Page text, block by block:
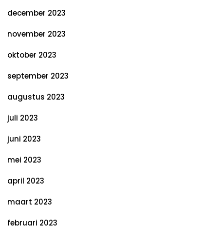
december 2023
november 2023
oktober 2023
september 2023
augustus 2023
juli 2023
juni 2023
mei 2023
april 2023
maart 2023
februari 2023